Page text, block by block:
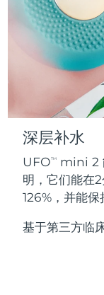
深层补水
UFOTM
mini 2
明，它们能在
126%，并能保
基于第三方临
All
All
All
IPL
痘肌护理
眼
2-
牙齿美白
NEW
更多的
直布罗陀
中国香港特别
匈牙利
印度尼西亚
爱尔兰